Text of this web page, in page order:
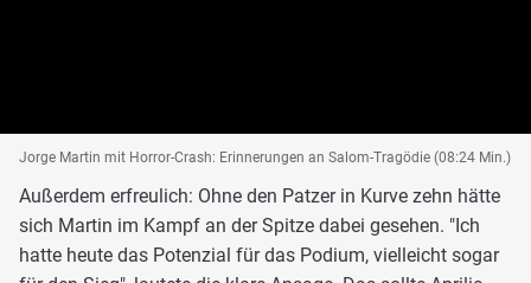
Jorge Martin mit Horror-Crash: Erinnerungen an Salom-Tragödie (08:24 Min.)
Außerdem erfreulich: Ohne den Patzer in Kurve zehn hätte
sich Martin im Kampf an der Spitze dabei gesehen. "Ich
hatte heute das Potenzial für das Podium, vielleicht sogar